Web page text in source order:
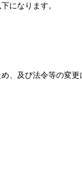
になります。
、及び法令等の変